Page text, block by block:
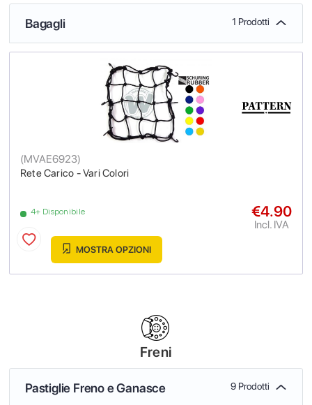
Bagagli 1 Prodotti
Rete Carico - Vari Colori
(MVAE6923)
4+ Disponibile €4.90
Incl. IVA
MOSTRA OPZIONI
Freni
Pastiglie Freno e Ganasce 9 Prodotti